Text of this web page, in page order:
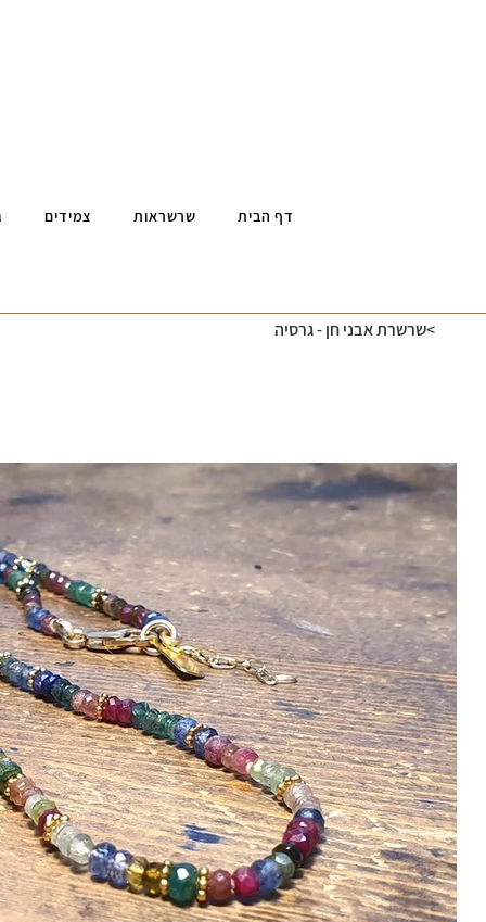
דף הבית שרשראות צמידים
>שרשרת אבני חן - גרסיה